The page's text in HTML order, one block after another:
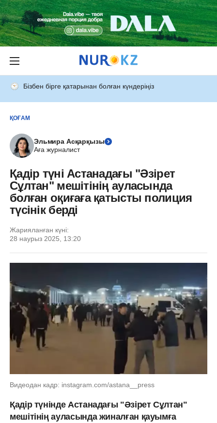
Бізбен бірге қатарынан болған күндеріңіз
ҚОҒАМ
Эльмира Асқарқызы
Аға журналист
Қадір түні Астанадағы "Әзірет
Сұлтан" мешітінің ауласында
болған оқиғаға қатысты полиция
түсінік берді
Жарияланған күні:
28 наурыз 2025, 13:20
Видеодан кадр: instagram.com/astana__press
Қадір түнінде Астанадағы "Әзірет Сұлтан"
мешітінің ауласында жиналған қауымға